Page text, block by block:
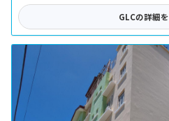
GLCの詳細